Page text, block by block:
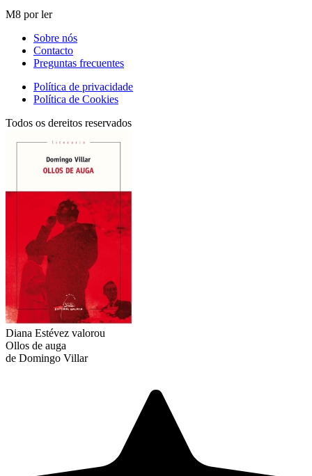
M8 por ler
Sobre nós
Contacto
Preguntas frecuentes
Política de privacidade
Política de Cookies
Todos os dereitos reservados
Diana Estévez valorou
Ollos de auga
de Domingo Villar